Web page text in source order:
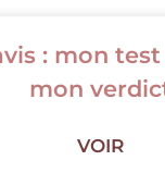
: mon
mon
VOIR